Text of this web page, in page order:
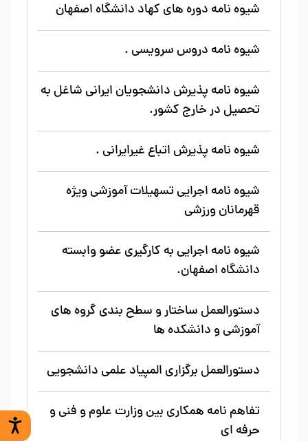
شیوه نامه دوره های کهاد دانشگاه اصفهان
شیوه نامه دروس سرویسی .
شیوه نامه پذیرش دانشجویان ایرانی شاغل به
تحصیل در خارج کشور.
شیوه نامه پذیرش اتباع غیرایرانی .
شیوه نامه اجرایی تسهیلات آموزشی ویژه
قهرمانان ورزشی
شیوه نامه اجرایی به کارگیری عضو وابسته
دانشگاه اصفهان.
دستورالعمل ساختار و سطح بندی گروه های
آموزشی و دانشکده ها
دستورالعمل برگزاری المپیاد علمی دانشجویی
تفاهم نامه همکاری بین وزارت علوم و فنی و
حرفه ای